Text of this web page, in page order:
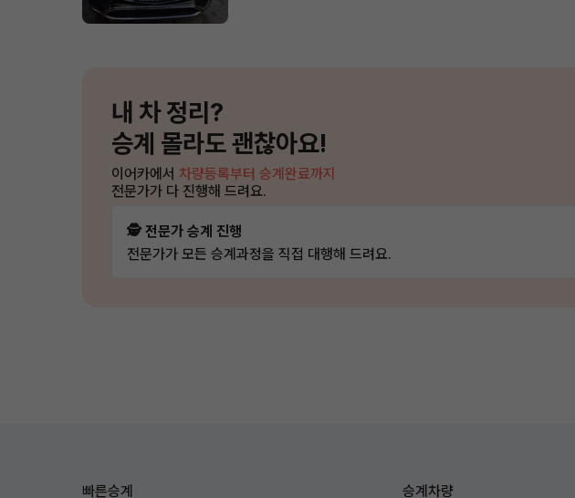
내 차 정리?
승계 몰라도 괜찮아요!
이어카에서 차량등록부터 승계완료까지
전문가가 다 진행해 드려요.
🕵️ 전문가 승계 진행
전문가가 모든 승계과정을 직접 대행해 드려요.
빠른승계 승계차량